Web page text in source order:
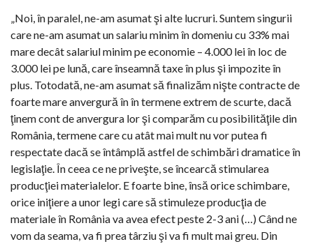
„Noi, în paralel, ne-am asumat şi alte lucruri. Suntem singurii
care ne-am asumat un salariu minim în domeniu cu 33% mai
mare decât salariul minim pe economie – 4.000 lei în loc de
3.000 lei pe lună, care înseamnă taxe în plus şi impozite în
plus. Totodată, ne-am asumat să finalizăm nişte contracte de
foarte mare anvergură în în termene extrem de scurte, dacă
ţinem cont de anvergura lor şi comparăm cu posibilităţile din
România, termene care cu atât mai mult nu vor putea fi
respectate dacă se întâmplă astfel de schimbări dramatice în
legislaţie. În ceea ce ne priveşte, se încearcă stimularea
producţiei materialelor. E foarte bine, însă orice schimbare,
orice iniţiere a unor legi care să stimuleze producţia de
materiale în România va avea efect peste 2-3 ani (…) Când ne
vom da seama, va fi prea târziu şi va fi mult mai greu. Din